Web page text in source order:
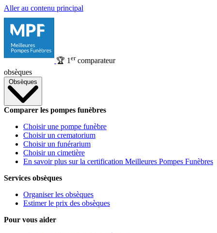
Aller au contenu principal
🏆 1 ercomparateur
obsèques
Obsèques
Comparer les pompes funèbres
Choisir une pompe funèbre
Choisir un crematorium
Choisir un funérarium
Choisir un cimetière
En savoir plus sur la certification Meilleures Pompes Funèbres
Services obsèques
Organiser les obsèques
Estimer le prix des obsèques
Pour vous aider